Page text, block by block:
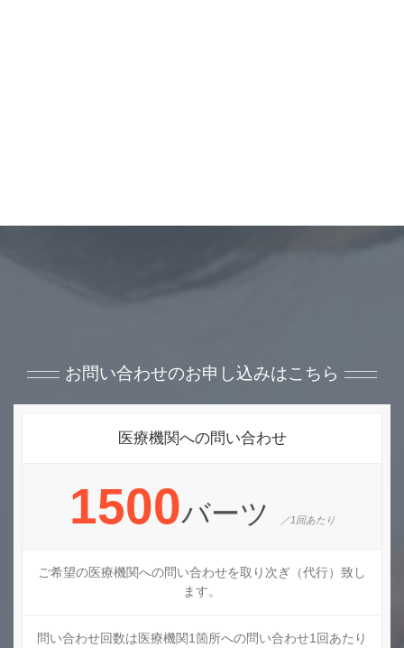
お問い合わせのお申し込みはこちら
医療機関への問い合わせ
1500バーツ ／1回あたり
ご希望の医療機関への問い合わせを取り次ぎ（代行）致し
ます。
問い合わせ回数は医療機関1箇所への問い合わせ1回あたり